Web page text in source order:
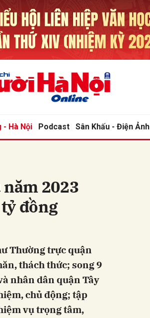
- Hà Nội Podcast Sân Khấu - Điện Ảnh
2023
đồng
Thường trực quận
thách thức; song 9
nhân dân quận Tây
chủ động; tập
vụ trọng tâm,